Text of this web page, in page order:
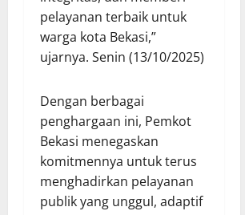
pelayanan terbaik untuk
warga kota Bekasi,”
ujarnya. Senin (13/10/2025)
Dengan berbagai
penghargaan ini, Pemkot
Bekasi menegaskan
komitmennya untuk terus
menghadirkan pelayanan
publik yang unggul, adaptif